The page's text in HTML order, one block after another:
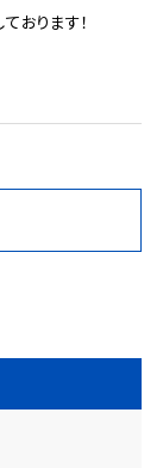
おります！